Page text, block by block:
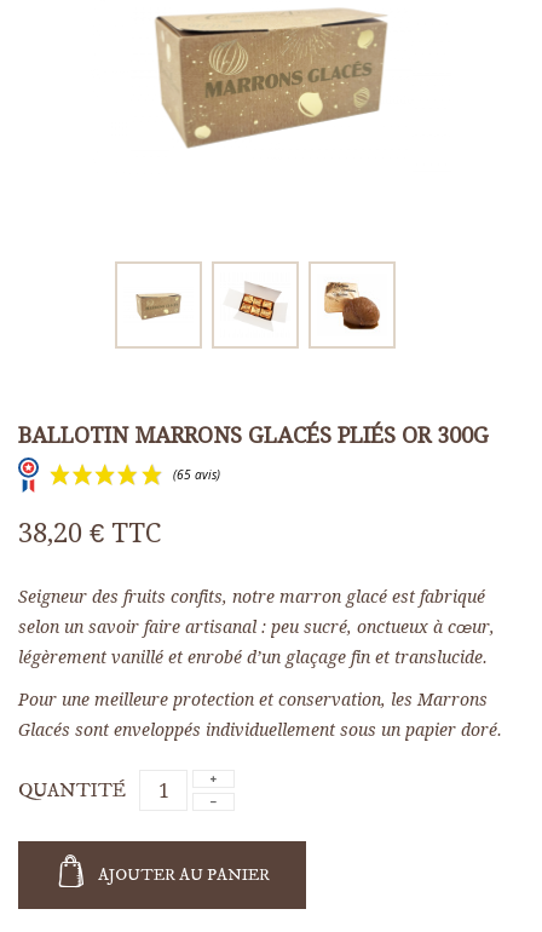
BALLOTIN MARRONS GLACÉS PLIÉS OR 300G
(65 avis)
38,20 € TTC
Seigneur des fruits confits, notre marron glacé est fabriqué
selon un savoir faire artisanal : peu sucré, onctueux à cœur,
légèrement vanillé et enrobé d’un glaçage fin et translucide.
Pour une meilleure protection et conservation, les Marrons
Glacés sont enveloppés individuellement sous un papier doré.
QUANTITÉ
AJOUTER AU PANIER